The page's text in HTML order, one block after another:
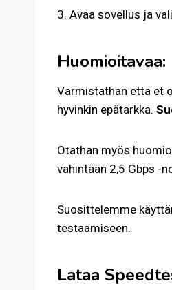
3. Avaa sovellus ja
Huomioitavaa:
Varmistathan että et
hyvinkin epätarkka.
Otathan myös
vähintään 2,5 Gbps -
Suosittelemme
testaamiseen.
Lataa